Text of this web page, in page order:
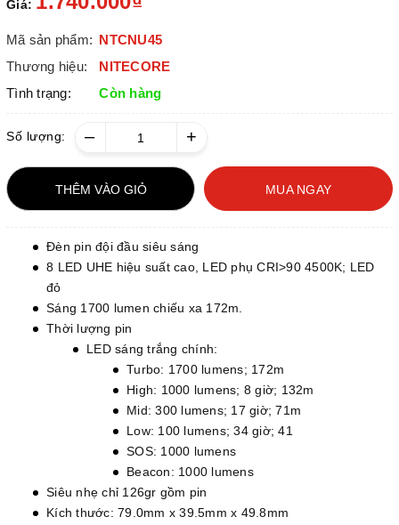
Giá:
Mã sản phẩm: NTCNU45
Thương hiệu:
NITECORE
Tình trạng:
Còn hàng
Số lượng: – +
THÊM VÀO GIỎ MUA NGAY
Đèn pin đội đầu siêu sáng
8 LED UHE hiệu suất cao, LED phụ CRI>90 4500K; LED
đỏ
Sáng 1700 lumen chiếu xa 172m.
Thời lượng pin
LED sáng trắng chính:
Turbo: 1700 lumens; 172m
High: 1000 lumens; 8 giờ; 132m
Mid: 300 lumens; 17 giờ; 71m
Low: 100 lumens; 34 giờ; 41
SOS: 1000 lumens
Beacon: 1000 lumens
Siêu nhẹ chỉ 126gr gồm pin
Kích thước: 79.0mm x 39.5mm x 49.8mm